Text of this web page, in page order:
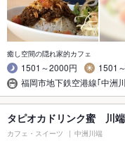
癒し空間の隠れ家的カフェ
1501～2000円
1501
福岡市地下鉄空港線｢中洲
タピオカドリンク蜜 川
カフェ・スイーツ 中洲川端